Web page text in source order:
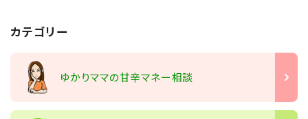
カテゴリー
ゆかりママの甘辛マネー相談